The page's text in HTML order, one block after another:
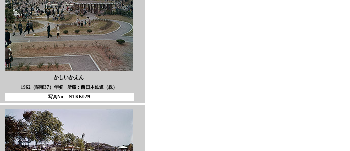
かしいかえん
1962（昭和37）年頃 所蔵：西日本鉄道（株）
写真No. NTKK029